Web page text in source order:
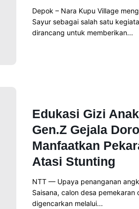
Depok – Nara Kupu Village
Sayur sebagai salah satu
dirancang untuk memberikan...
Edukasi Gizi
Gen.Z Gejala
Manfaatkan
Atasi Stunting
NTT — Upaya penanganan
Saisana, calon desa
digencarkan melalui...